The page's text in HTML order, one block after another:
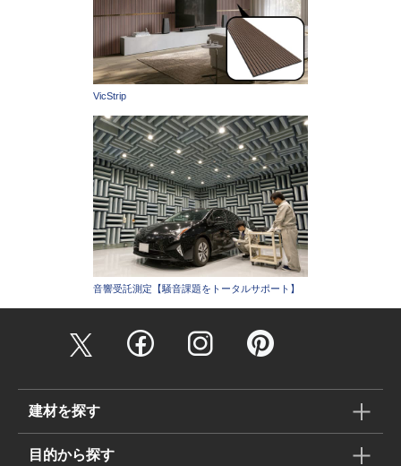
VicStrip
音響受託測定【騒音課題をトータルサポート】
建材を探す
目的から探す